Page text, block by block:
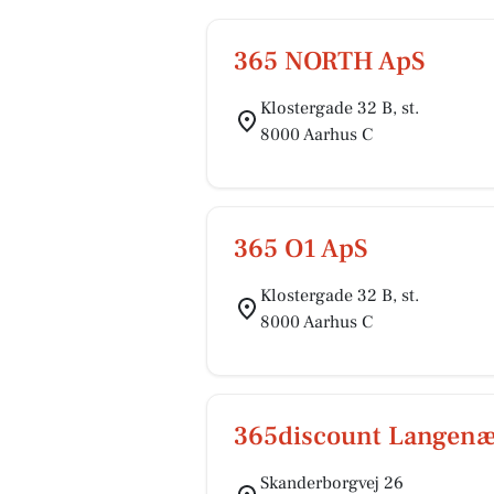
365 NORTH ApS
Klostergade 32 B, st.
8000 Aarhus C
365 O1 ApS
Klostergade 32 B, st.
8000 Aarhus C
365discount
Skanderborgvej 26